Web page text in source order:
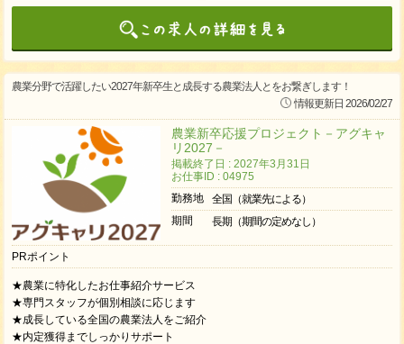
農業分野で活躍したい2027年新卒生と成長する農業法人とをお繋ぎします！
情報更新日 2026/02/27
農業新卒応援プロジェクト－アグキャ
リ2027－
掲載終了日 : 2027年3月31日
お仕事ID : 04975
勤務地
全国（就業先による）
期間
長期（期間の定めなし）
PRポイント
★農業に特化したお仕事紹介サービス
★専門スタッフが個別相談に応じます
★成長している全国の農業法人をご紹介
★内定獲得までしっかりサポート